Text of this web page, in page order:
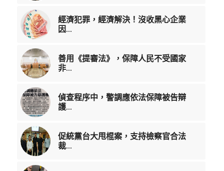
經濟犯罪，經濟解決！沒收黑心企業
因...
善用《提審法》，保障人民不受國家
非...
偵查程序中，警調應依法保障被告辯
護...
促統黨台大甩棍案，支持檢察官合法
裁...